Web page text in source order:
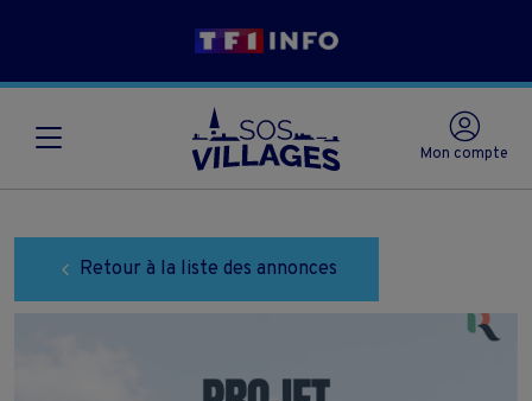
Mon compte
Retour à la liste des annonces